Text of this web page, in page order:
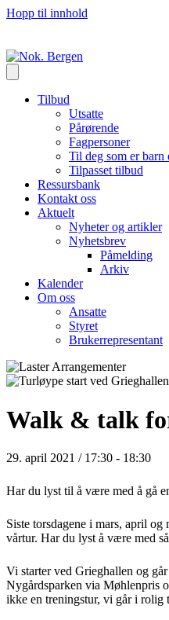
Hopp til innhold
Tilbud
Utsatte
Pårørende
Fagpersoner
Til deg som er barn
Tilpasset tilbud
Ressursbank
Kontakt oss
Aktuelt
Nyheter og artikler
Nyhetsbrev
Påmelding
Arkiv
Kalender
Om oss
Ansatte
Styret
Brukerrepresentant
Walk & talk
29. april 2021 / 17:30 - 18:30
Har du lyst til å være med å gå
Siste torsdagene i mars, april
vårtur. Har du lyst å være med
Vi starter ved Grieghallen og
Nygårdsparken via Møhlenpris
ikke en treningstur, vi går i rolig